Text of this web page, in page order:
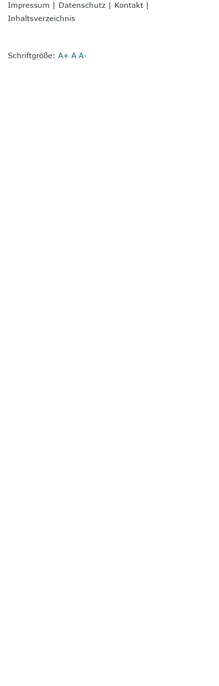
Impressum Datenschutz Kontakt
Inhaltsverzeichnis
Schriftgröße: A+ A A-